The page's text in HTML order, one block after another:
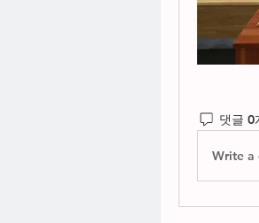
댓글 0
Write a